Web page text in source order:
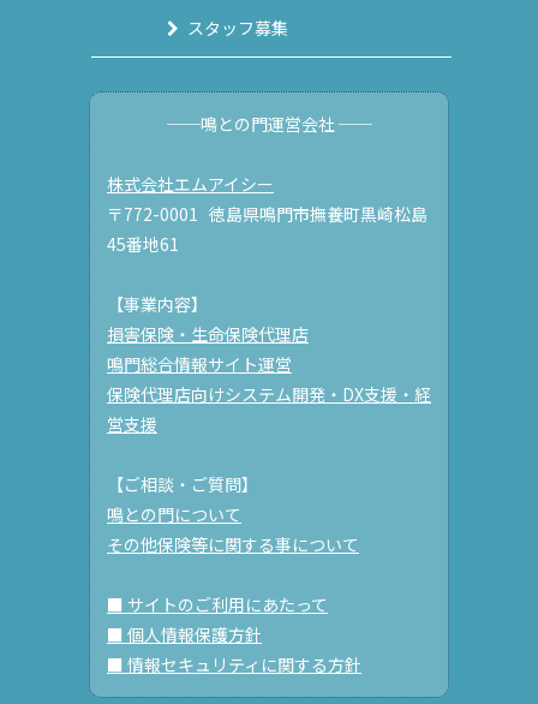
スタッフ募集
──鳴との門運営会社 ──
株式会社エムアイシー
〒772-0001 徳島県鳴門市撫養町黒崎松島
45番地61
【事業内容】
損害保険・生命保険代理店
鳴門総合情報サイト運営
保険代理店向けシステム開発・DX支援・経
営支援
【ご相談・ご質問】
鳴との門について
その他保険等に関する事について
■ サイトのご利用にあたって
■ 個人情報保護方針
■ 情報セキュリティに関する方針